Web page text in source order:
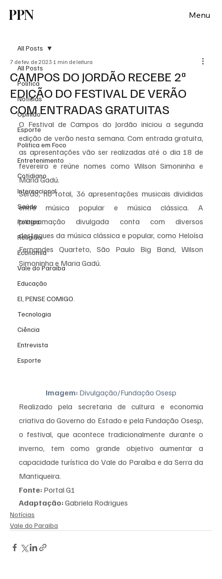
PPN Menu
All Posts
Política
Notícias
Opinião
Esporte
Politica em Foco
Entretenimento
Cotidiano
Internacional
Saúde
Politica
Religião
Economia
Vale do Paraiba
Educação
EI, PENSE COMIGO.
Tecnologia
Ciência
Entrevista
Esporte
All Posts
CAMPOS DO JORDÃO RECEBE 2ª
EDIÇÃO DO FESTIVAL DE VERÃO
COM ENTRADAS GRATUITAS
7 de fev. de 2023 1 min de leitura
O Festival de Campos do Jordão iniciou a segunda
edição de verão nesta semana. Com entrada gratuita,
as apresentações vão ser realizadas até o dia 18 de
fevereiro e reúne nomes como Wilson Simoninha e
Maria Gadú.
Serão, no total, 36 apresentações musicais divididas
entre música popular e música clássica. A
programação divulgada conta com diversos
destaques da música clássica e popular, como Heloísa
Fernandes Quarteto, São Paulo Big Band, Wilson
Simoninha e Maria Gadú.
Imagem: Divulgação/Fundação Osesp
Realizado pela secretaria de cultura e economia
criativa do Governo do Estado e pela Fundação Osesp,
o festival, que acontece tradicionalmente durante o
inverno, tem como grande objetivo aumentar a
capacidade turística do Vale do Paraíba e da Serra da
Mantiqueira.
Fonte: Portal G1
Adaptação: Gabriela Rodrigues
Notícias
Vale do Paraiba